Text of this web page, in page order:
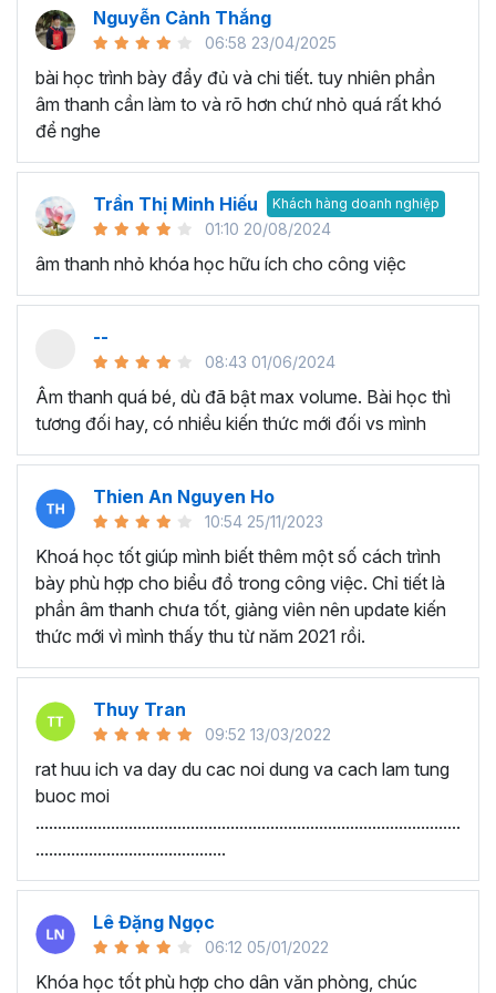
biểu đồ phức tạp giúp hỗ trợ doanh nghiệp đưa ra
các quyết định kinh doanh đúng đắn, kịp thời.
Nhà quản lý chiến lược muốn sử dụng dữ liệu trực
quan để đánh giá môi trường cạnh tranh, tình hình thị
trường để xây dựng chiến lược kinh doanh.
Nhân viên Marketing dùng Excel để trực quan hóa
dữ liệu nhằm theo dõi hiệu suất các chiến dịch
quảng cáo, phân tích dữ liệu khách hàng,...
Kế toán và nhân viên tài chính muốn trực quan hóa
dữ liệu để hiểu các dữ liệu tài chính và kế toán, như
báo cáo lãi lỗ, bảng cân đối kế toán, hoặc dữ liệu về
Yêu cầu cơ bản khi tham gia
khóa học
Khóa học này không yêu cầu kiến thức nền tảng về phân
tích dữ liệu. Nhưng bạn cần phải có một số hiểu biết cơ
bản về Excel để dễ thực hiện và làm theo hơn nhé. Cụ thể
đó là:
Kỹ năng Excel cơ bản
Biết sử dụng công thức Excel cơ bản
Biết cách vẽ đồ thị/biểu đồ cơ bản trong Excel
Nếu bạn chưa thành thạo Excel thì cũng có thể xem video
bài giảng và thực hành lại nhiều lần để nhanh nhớ bài hơn
nhé.
Sự khác biệt khi học tập tại
Gitiho
Gitiho cung cấp cho bạn lộ trình học làm báo cáo trên
Excel bài bản, phù hợp với từng vị trí, cấp bậc, giúp học
viên hiểu rõ hơn về cách trực quan dữ liệu bằng biểu đồ
và ứng dụng vào trong công việc của mình.
Nguyễn Cảnh Thắng
06:58 23/04/2025
bài học trình bày đẩy đủ và chi tiết. tuy nhiên phần
âm thanh cần làm to và rõ hơn chứ nhỏ quá rất khó
để nghe
Trần Thị Minh Hiếu Khách hàng doanh nghiệp
01:10 20/08/2024
âm thanh nhỏ khóa học hữu ích cho công việc
--
08:43 01/06/2024
Âm thanh quá bé, dù đã bật max volume. Bài học thì
tương đối hay, có nhiều kiến thức mới đối vs mình
Thien An Nguyen Ho
10:54 25/11/2023
Khoá học tốt giúp mình biết thêm một số cách trình
bày phù hợp cho biểu đồ trong công việc. Chỉ tiết là
phần âm thanh chưa tốt, giảng viên nên update kiến
thức mới vì mình thấy thu từ năm 2021 rồi.
Thuy Tran
09:52 13/03/2022
rat huu ich va day du cac noi dung va cach lam tung
buoc moi
................................................................................................
...........................................
Lê Đặng Ngọc
06:12 05/01/2022
Khóa học tốt phù hợp cho dân văn phòng, chúc